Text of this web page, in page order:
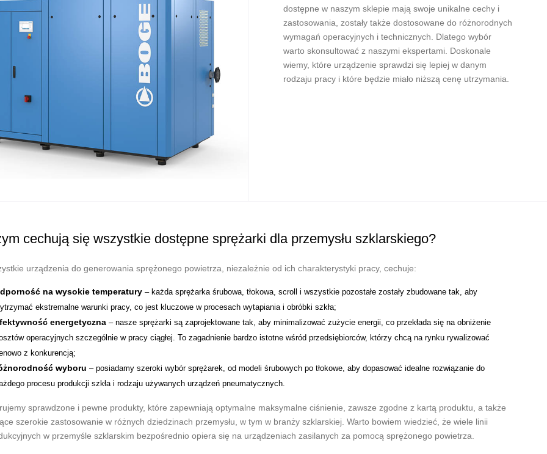
dostępne w naszym sklepie mają swoje unikalne cechy i
zastosowania, zostały także dostosowane do różnorodnych
wymagań operacyjnych i technicznych. Dlatego wybór
warto skonsultować z naszymi ekspertami. Doskonale
wiemy, które urządzenie sprawdzi się lepiej w danym
rodzaju pracy i które będzie miało niższą cenę utrzymania.
cechują się wszystkie dostępne sprężarki dla przemysłu szklarskiego?
urządzenia do generowania sprężonego powietrza, niezależnie od ich charakterystyki pracy, cechuje:
na wysokie temperatury – każda sprężarka śrubowa, tłokowa, scroll i wszystkie pozostałe zostały zbudowane tak, aby
ekstremalne warunki pracy, co jest kluczowe w procesach wytapiania i obróbki szkła;
energetyczna – nasze sprężarki są zaprojektowane tak, aby minimalizować zużycie energii, co przekłada się na obniżenie
operacyjnych szczególnie w pracy ciągłej. To zagadnienie bardzo istotne wśród przedsiębiorców, którzy chcą na rynku rywalizować
z konkurencją;
wyboru – posiadamy szeroki wybór sprężarek, od modeli śrubowych po tłokowe, aby dopasować idealne rozwiązanie do
procesu produkcji szkła i rodzaju używanych urządzeń pneumatycznych.
sprawdzone i pewne produkty, które zapewniają optymalne maksymalne ciśnienie, zawsze zgodne z kartą produktu, a także
szerokie zastosowanie w różnych dziedzinach przemysłu, w tym w branży szklarskiej. Warto bowiem wiedzieć, że wiele linii
w przemyśle szklarskim bezpośrednio opiera się na urządzeniach zasilanych za pomocą sprężonego powietrza.